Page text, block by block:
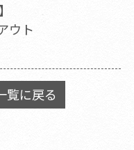
ウト
覧に戻る